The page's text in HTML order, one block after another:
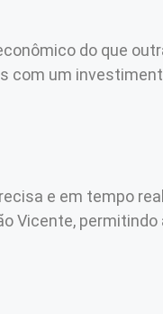
do que
um
e em tempo
Vicente,